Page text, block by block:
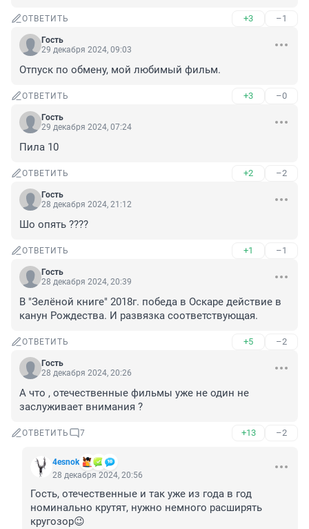
ОТВЕТИТЬ +3 –1
Гость
29 декабря 2024, 09:03
Отпуск по обмену, мой любимый фильм.
ОТВЕТИТЬ +3 –0
Гость
29 декабря 2024, 07:24
Пила 10
ОТВЕТИТЬ +2 –2
Гость
28 декабря 2024, 21:12
Шо опять ????
ОТВЕТИТЬ +1 –1
Гость
28 декабря 2024, 20:39
В "Зелёной книге" 2018г. победа в Оскаре действие в
канун Рождества. И развязка соответствующая.
ОТВЕТИТЬ +5 –2
Гость
28 декабря 2024, 20:26
А что , отечественные фильмы уже не один не
заслуживает внимания ?
ОТВЕТИТЬ 7 +13 –2
4esnok
28 декабря 2024, 20:56
Гость, отечественные и так уже из года в год
номинально крутят, нужно немного расширять
кругозор😉